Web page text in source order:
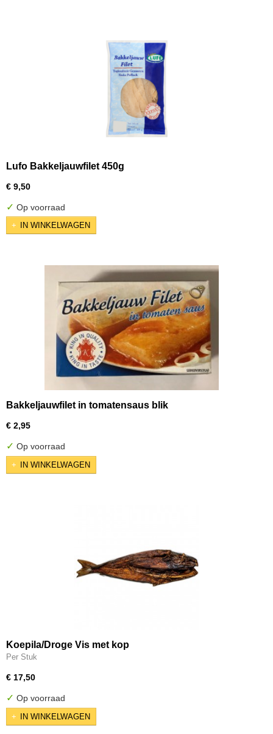
Lufo Bakkeljauwfilet 450g
€ 9,50
✓ Op voorraad
IN WINKELWAGEN
Bakkeljauwfilet in tomatensaus blik
€ 2,95
✓ Op voorraad
IN WINKELWAGEN
Koepila/Droge Vis met kop
Per Stuk
€ 17,50
✓ Op voorraad
IN WINKELWAGEN